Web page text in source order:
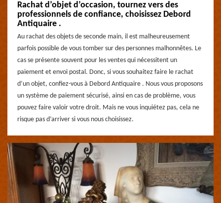
Rachat d’objet d’occasion, tournez vers des
professionnels de confiance, choisissez Debord
Antiquaire .
Au rachat des objets de seconde main, il est malheureusement
parfois possible de vous tomber sur des personnes malhonnêtes. Le
cas se présente souvent pour les ventes qui nécessitent un
paiement et envoi postal. Donc, si vous souhaitez faire le rachat
d’un objet, confiez-vous à Debord Antiquaire . Nous vous proposons
un système de paiement sécurisé, ainsi en cas de problème, vous
pouvez faire valoir votre droit. Mais ne vous inquiétez pas, cela ne
risque pas d’arriver si vous nous choisissez.